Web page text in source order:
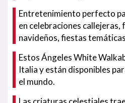
Entretenimiento perfecto
en celebraciones
navideños, fiestas
Estos Ángeles White
Italia y están disponibles
el mundo.